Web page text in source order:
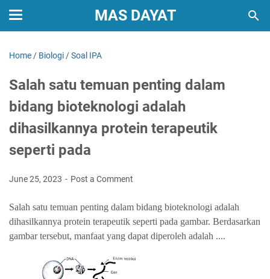
MAS DAYAT
Home / Biologi /Soal IPA
Salah satu temuan penting dalam
bidang bioteknologi adalah
dihasilkannya protein terapeutik
seperti pada
June 25, 2023 Post a Comment
Salah satu temuan penting dalam bidang bioteknologi adalah
dihasilkannya protein terapeutik seperti pada gambar. Berdasarkan
gambar tersebut, manfaat yang dapat diperoleh adalah ....